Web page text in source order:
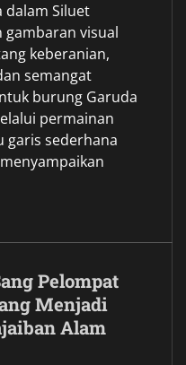
dalam Siluet
gambaran visual
keberanian,
semangat
burung Garuda
permainan
garis sederhana
Pelompat
Menjadi
Alam